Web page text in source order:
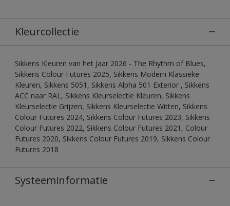
Kleurcollectie
Sikkens Kleuren van het Jaar 2026 - The Rhythm of Blues,
Sikkens Colour Futures 2025, Sikkens Modern Klassieke
Kleuren, Sikkens 5051, Sikkens Alpha 501 Exterior , Sikkens
ACC naar RAL, Sikkens Kleurselectie Kleuren, Sikkens
Kleurselectie Grijzen, Sikkens Kleurselectie Witten, Sikkens
Colour Futures 2024, Sikkens Colour Futures 2023, Sikkens
Colour Futures 2022, Sikkens Colour Futures 2021, Colour
Futures 2020, Sikkens Colour Futures 2019, Sikkens Colour
Futures 2018
Systeeminformatie